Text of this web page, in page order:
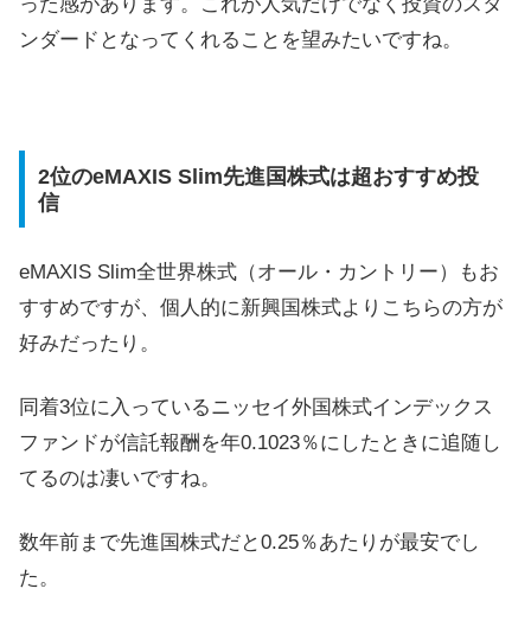
ンダードとなってくれることを望みたいですね。
2位のeMAXIS Slim先進国株式は超おすすめ投
信
eMAXIS Slim全世界株式（オール・カントリー）もお
すすめですが、個人的に新興国株式よりこちらの方が
好みだったり。
同着3位に入っているニッセイ外国株式インデックス
ファンドが信託報酬を年0.1023％にしたときに追随し
てるのは凄いですね。
数年前まで先進国株式だと0.25％あたりが最安でし
た。